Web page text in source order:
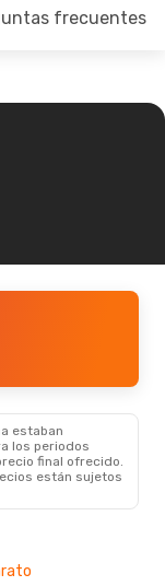
frecuentes
estaban
los periodos
final ofrecido.
están sujetos